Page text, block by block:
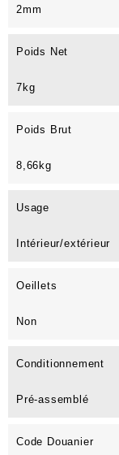
2mm
Poids Net
7kg
Poids Brut
8,66kg
Usage
Intérieur/extérieur
Oeillets
Non
Conditionnement
Pré-assemblé
Code Douanier